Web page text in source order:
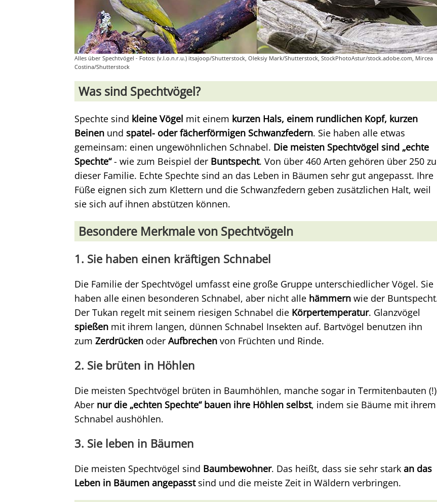
Alles über Spechtvögel - Fotos: (v.l.o.n.r.u.) itsajoop/Shutterstock, Oleksiy Mark/Shutterstock, StockPhotoAstur/stock.adobe.com, Mircea
Costina/Shutterstock
Was sind Spechtvögel?
Spechte sind kleine Vögel mit einem kurzen Hals, einem rundlichen Kopf, kurzen
Beinen und spatel- oder fächerförmigen Schwanzfedern. Sie haben alle etwas
gemeinsam: einen ungewöhnlichen Schnabel. Die meisten Spechtvögel sind „echte
Spechte“- wie zum Beispiel der Buntspecht. Von über 460 Arten gehören über 250 zu
dieser Familie. Echte Spechte sind an das Leben in Bäumen sehr gut angepasst. Ihre
Füße eignen sich zum Klettern und die Schwanzfedern geben zusätzlichen Halt, weil
sie sich auf ihnen abstützen können.
Besondere Merkmale von Spechtvögeln
1. Sie haben einen kräftigen Schnabel
Die Familie der Spechtvögel umfasst eine große Gruppe unterschiedlicher Vögel. Sie
haben alle einen besonderen Schnabel, aber nicht alle hämmern wie der
Der Tukan regelt mit seinem riesigen Schnabel die Körpertemperatur. Glanzvögel
spießen mit ihrem langen, dünnen Schnabel Insekten auf. Bartvögel benutzen ihn
zum Zerdrücken oder Aufbrechen von Früchten und Rinde.
2. Sie brüten in Höhlen
Die meisten Spechtvögel brüten in Baumhöhlen, manche sogar in Termitenbauten
Aber nur die „echten Spechte“ bauen ihre Höhlen selbst, indem sie Bäume mit ihrem
Schnabel aushöhlen.
3. Sie leben in Bäumen
Die meisten Spechtvögel sind Baumbewohner. Das heißt, dass sie sehr stark an das
Leben in Bäumen angepasstsind und die meiste Zeit in Wäldern verbringen.